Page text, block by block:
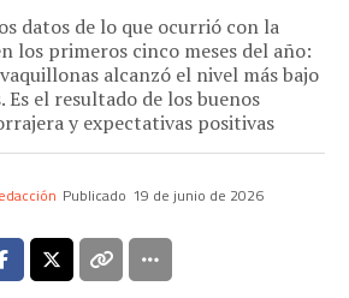
datos de lo que ocurrió con la
los primeros cinco meses del año:
alcanzó el nivel más bajo
Es el resultado de los buenos
y expectativas positivas
Publicado 19 de junio de 2026